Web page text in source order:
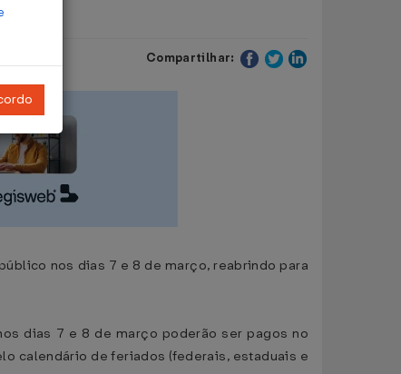
Compartilhar:
nos dias 7 e 8 de março, reabrindo para
dias 7 e 8 de março poderão ser pagos no
calendário de feriados (federais, estaduais e